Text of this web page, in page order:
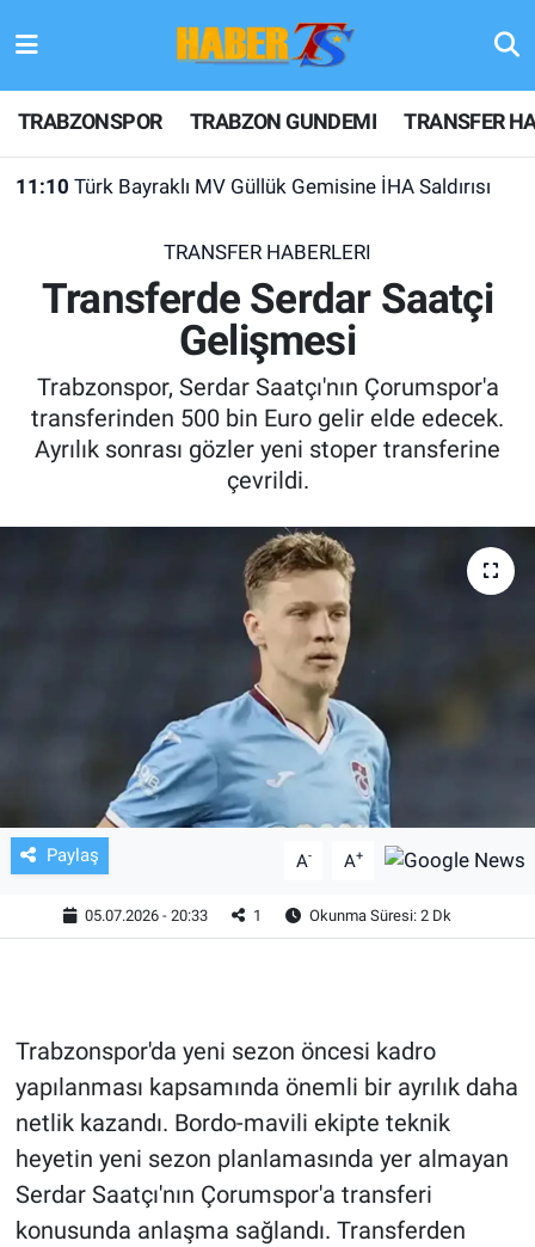
TRABZONSPOR TRABZON GUNDEMI TRANSFER
11:10 Türk Bayraklı MV Güllük Gemisine İHA Saldırısı
TRANSFER HABERLERI
Transferde Serdar Saatçi
Gelişmesi
Trabzonspor, Serdar Saatçı'nın Çorumspor'a
transferinden 500 bin Euro gelir elde edecek.
Ayrılık sonrası gözler yeni stoper transferine
çevrildi.
Paylaş A- A+
05.07.2026 - 20:33 1 Okunma Süresi: 2 Dk
Trabzonspor'da yeni sezon öncesi kadro
yapılanması kapsamında önemli bir ayrılık daha
netlik kazandı. Bordo-mavili ekipte teknik
heyetin yeni sezon planlamasında yer almayan
Serdar Saatçı'nın Çorumspor'a transferi
konusunda anlaşma sağlandı. Transferden
TRABZONSPOR
TRABZON GUNDEMI
KULİS MEYDANI
1461 TRABZON
FUTBOL
KÜLTÜR SANAT
EKONOMİ
ÇEVRE
HABERDE İNSAN
POLİTİKA
Hava Durumu
Trafik Durumu
Son Dakika Haberleri
Haber Arşivi